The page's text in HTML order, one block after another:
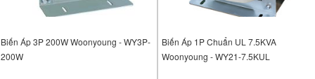
Biến Áp 3P 200W Woonyoung - WY3P-
200W
Biến Áp 1P Chuẩn UL 7.5KVA
Woonyoung - WY21-7.5KUL